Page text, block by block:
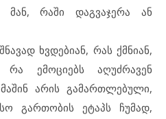
მან, რაში დაგვაჯერა ან
ხვდებიან, რას ქმნიან,
ემოციებს აღუძრავენ
არის გამართლებული,
გართობის ეტაპს ჩუმად,